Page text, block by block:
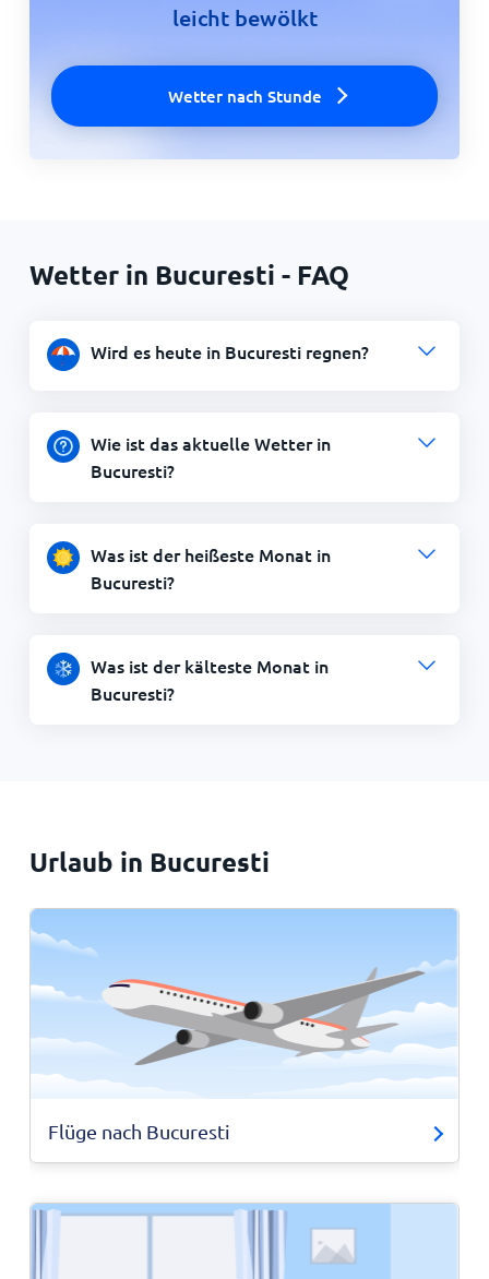
leicht bewölkt
Wetter nach Stunde
Wetter in Bucuresti - FAQ
Wird es heute in Bucuresti regnen?
Wie ist das aktuelle Wetter in
Bucuresti?
Was ist der heißeste Monat in
Bucuresti?
Was ist der kälteste Monat in
Bucuresti?
Urlaub in Bucuresti
Flüge nach Bucuresti